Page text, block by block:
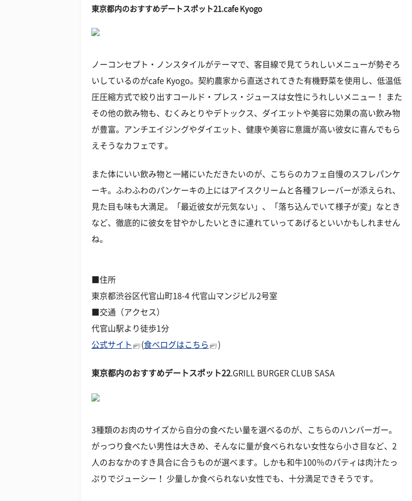
東京都内のおすすめデートスポット21.cafe Kyogo
ノーコンセプト・ノンスタイルがテーマで、客目線で見てうれしいメニューが勢ぞろ
いしているのがcafe Kyogo。契約農家から直送されてきた有機野菜を使用し、低温低
圧圧縮方式で絞り出すコールド・プレス・ジュースは女性にうれしいメニュー！ また
その他の飲み物も、むくみとりやデトックス、ダイエットや美容に効果の高い飲み物
が豊富。アンチエイジングやダイエット、健康や美容に意識が高い彼女に喜んでもら
えそうなカフェです。
また体にいい飲み物と一緒にいただきたいのが、こちらのカフェ自慢のスフレパンケ
ーキ。ふわふわのパンケーキの上にはアイスクリームと各種フレーバーが添えられ、
見た目も味も大満足。「最近彼女が元気ない」、「落ち込んでいて様子が変」なとき
など、徹底的に彼女を甘やかしたいときに連れていってあげるといいかもしれません
ね。
■住所
東京都渋谷区代官山町18-4 代官山マンジビル2号室
■交通（アクセス）
代官山駅より徒歩1分
公式サイト
(食べログはこちら )
東京都内のおすすめデートスポット22 .GRILL BURGER CLUB SASA
3種類のお肉のサイズから自分の食べたい量を選べるのが、こちらのハンバーガー。
がっつり食べたい男性は大きめ、そんなに量が食べられない女性なら小さ目など、2
人のおなかのすき具合に合うものが選べます。しかも和牛100％のパティは肉汁たっ
ぷりでジューシー！ 少量しか食べられない女性でも、十分満足できそうです。